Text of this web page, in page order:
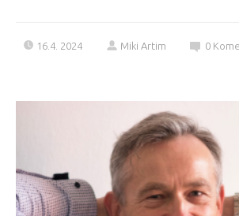
16.4. 2024 Miki Artim 0